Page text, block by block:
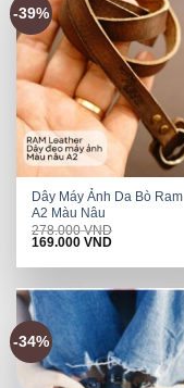
-39%
Dây Máy Ảnh Da Bò Ram
A2 Màu Nâu
278.000VND
Original
was:
169.000VNDCurrent
is:
-34%